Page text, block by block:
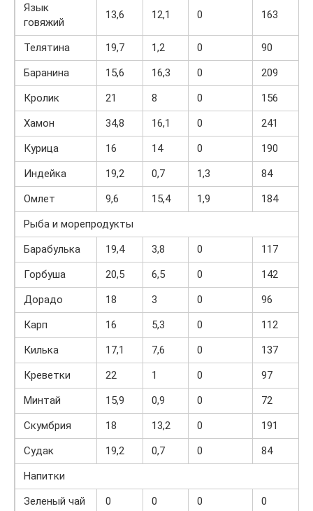
Язык
говяжий
13,6 12,1 0 163
Телятина 19,7 1,2 0
90
Баранина
15,6 16,3 0
209
Кролик
21 8 0
156
Хамон
34,8 16,1 0
241
Курица
16 14 0
190
Индейка
19,2 0,7 1,3
84
Омлет
9,6 15,4 1,9
184
Рыба и морепродукты
Барабулька
19,4 3,8 0
117
Горбуша
20,5 6,5 0
142
Дорадо
18 3 0
96
Карп
16 5,3 0
112
Килька
17,1 7,6 0
137
Креветки
22 1 0
97
Минтай
15,9 0,9 0
72
Скумбрия
18 13,2 0
191
Судак
19,2 0,7 0
84
Напитки
Зеленый чай
0 0 0 0